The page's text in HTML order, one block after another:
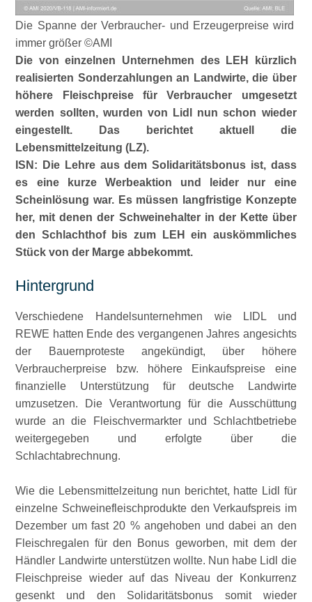
Die Spanne der Verbraucher- und Erzeugerpreise wird
immer größer ©AMI
Die von einzelnen Unternehmen des LEH kürzlich
realisierten Sonderzahlungen an Landwirte, die über
höhere Fleischpreise für Verbraucher umgesetzt
werden sollten, wurden von Lidl nun schon wieder
eingestellt. Das berichtet aktuell die
Lebensmittelzeitung (LZ).
ISN:
Die Lehre aus dem Solidaritätsbonus ist, dass
es eine kurze Werbeaktion und leider nur eine
Scheinlösung war. Es müssen langfristige Konzepte
her, mit denen der Schweinehalter in der Kette über
den Schlachthof bis zum LEH ein auskömmliches
Stück von der Marge abbekommt.
Hintergrund
Verschiedene Handelsunternehmen wie LIDL und
REWE hatten Ende des vergangenen Jahres angesichts
der Bauernproteste angekündigt, über höhere
Verbraucherpreise bzw. höhere Einkaufspreise eine
finanzielle Unterstützung für deutsche Landwirte
umzusetzen. Die Verantwortung für die Ausschüttung
wurde an die Fleischvermarkter und Schlachtbetriebe
weitergegeben und erfolgte über die
Schlachtabrechnung.
Wie die Lebensmittelzeitung nun berichtet, hatte Lidl für
einzelne Schweinefleischprodukte den Verkaufspreis im
Dezember um fast 20 % angehoben und dabei an den
Fleischregalen für den Bonus geworben, mit dem der
Händler Landwirte unterstützen wollte. Nun habe Lidl die
Fleischpreise wieder auf das Niveau der Konkurrenz
gesenkt und den Solidaritätsbonus somit wieder